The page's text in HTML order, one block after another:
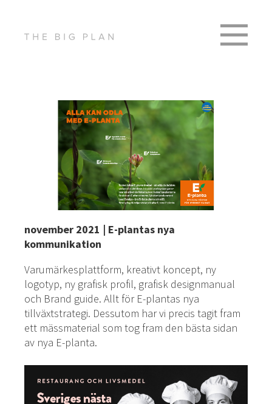
november 2021 | E-plantas nya
kommunikation
Varumärkesplattform, kreativt koncept, ny
logotyp, ny grafisk profil, grafisk designmanual
och Brand guide. Allt för E-plantas nya
tillväxtstrategi. Dessutom har vi precis tagit fram
ett mässmaterial som tog fram den bästa sidan
av nya E-planta.